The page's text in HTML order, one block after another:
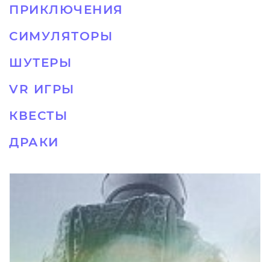
ПРИКЛЮЧЕНИЯ
СИМУЛЯТОРЫ
ШУТЕРЫ
VR ИГРЫ
КВЕСТЫ
ДРАКИ